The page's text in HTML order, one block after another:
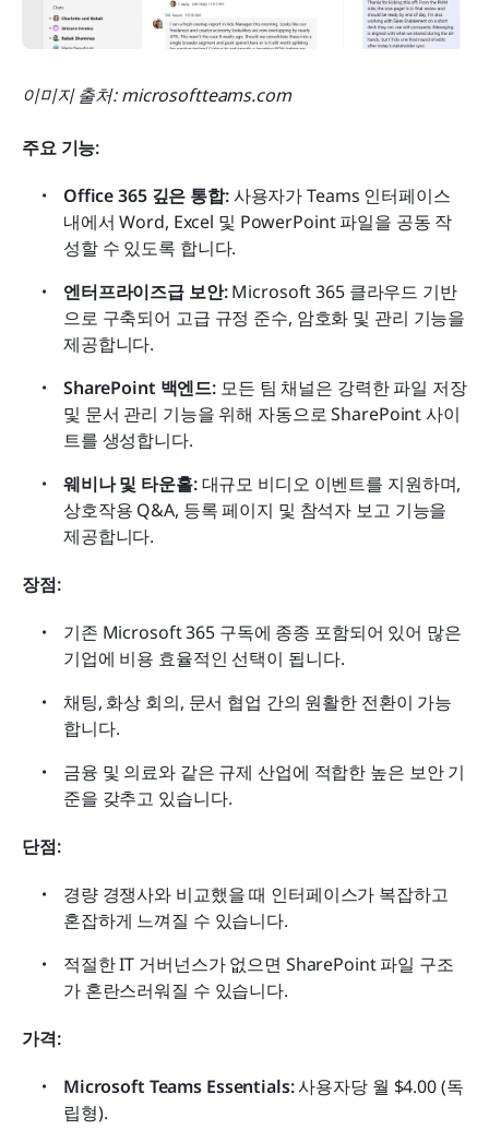
이미지 출처: microsoftteams.com
주요 기능:
Office 365 깊은 통합: 사용자가 Teams 인터페이스
내에서 Word, Excel 및 PowerPoint 파일을 공동 작
성할 수 있도록 합니다.
엔터프라이즈급 보안: Microsoft 365 클라우드 기반
으로 구축되어 고급 규정 준수, 암호화 및 관리 기능을
제공합니다.
SharePoint 백엔드: 모든 팀 채널은 강력한 파일 저장
및 문서 관리 기능을 위해 자동으로 SharePoint 사이
트를 생성합니다.
웨비나 및 타운홀: 대규모 비디오 이벤트를 지원하며,
상호작용 Q&A, 등록 페이지 및 참석자 보고 기능을
제공합니다.
장점:
기존 Microsoft 365 구독에 종종 포함되어 있어 많은
기업에 비용 효율적인 선택이 됩니다.
채팅, 화상 회의, 문서 협업 간의 원활한 전환이 가능
합니다.
금융 및 의료와 같은 규제 산업에 적합한 높은 보안 기
준을 갖추고 있습니다.
단점:
경량 경쟁사와 비교했을 때 인터페이스가 복잡하고
혼잡하게 느껴질 수 있습니다.
적절한 IT 거버넌스가 없으면 SharePoint 파일 구조
가 혼란스러워질 수 있습니다.
가격:
Microsoft Teams Essentials: 사용자당 월 $4.00 (독
립형).